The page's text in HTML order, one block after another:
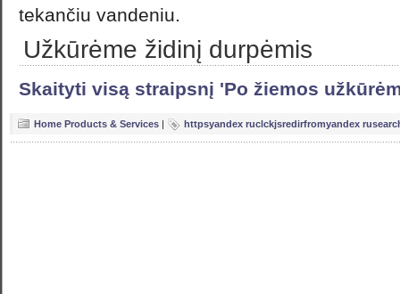
tekančiu vandeniu.
Užkūrėme židinį durpėmis
Skaityti visą straipsnį 'Po žiemos
Home Products & Services | httpsyandex ruclckjsredirfromyandex